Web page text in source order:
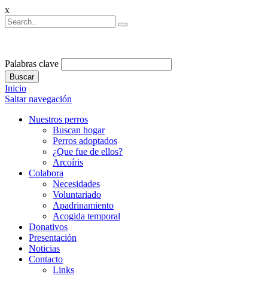
x
Palabras clave
Buscar
Inicio
Saltar navegación
Nuestros perros
Buscan hogar
Perros adoptados
¿Que fue de ellos?
Arcoíris
Colabora
Necesidades
Voluntariado
Apadrinamiento
Acogida temporal
Donativos
Presentación
Noticias
Contacto
Links